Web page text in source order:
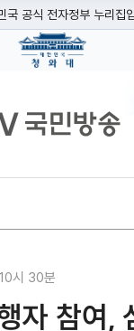
국 공식 전자정부 누리집
확인하기
등 다른 도메인 주소를
집보기
시 30분
자 참여,